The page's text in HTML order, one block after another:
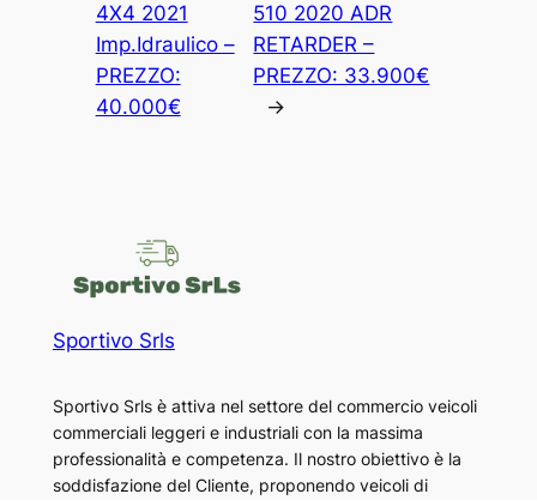
4X4 2021
Imp.Idraulico –
PREZZO:
40.000€
510 2020 ADR
RETARDER –
PREZZO: 33.900€
→
Sportivo Srls
Sportivo Srls è attiva nel settore del commercio veicoli
commerciali leggeri e industriali con la massima
professionalità e competenza. Il nostro obiettivo è la
soddisfazione del Cliente, proponendo veicoli di